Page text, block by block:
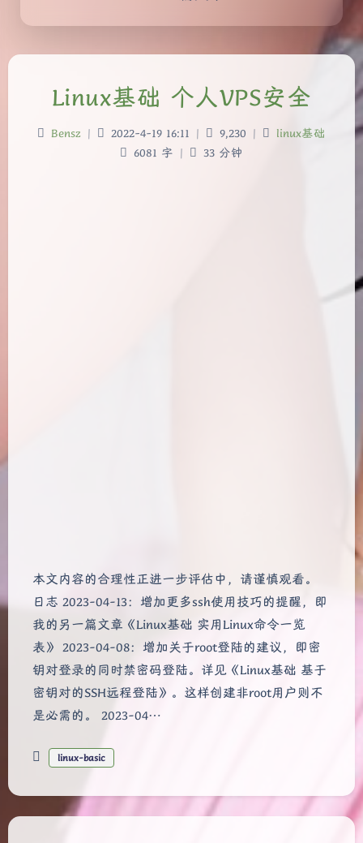
Linux基础 个人VPS安全
Bensz | 2022-4-19 16:11 | 9,230 |
linux基础
6081 字 | 33 分钟
本文内容的合理性正进一步评估中，请谨慎观看。
日志 2023-04-13：增加更多ssh使用技巧的提醒，即
我的另一篇文章《Linux基础 实用Linux命令一览
表》 2023-04-08：增加关于root登陆的建议，即密
钥对登录的同时禁密码登陆。详见《Linux基础 基于
密钥对的SSH远程登陆》。这样创建非root用户则不
是必需的。 2023-04…
linux-basic